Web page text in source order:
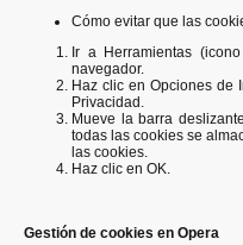
Cómo evitar que las
Ir a Herramientas
navegador.
Haz clic en Opciones de
Privacidad.
Mueve la barra
todas las cookies se
las cookies.
Haz clic en OK.
Gestión de cookies en Opera